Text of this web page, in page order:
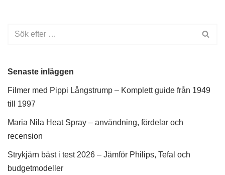
Senaste inläggen
Filmer med Pippi Långstrump – Komplett guide från 1949
till 1997
Maria Nila Heat Spray – användning, fördelar och
recension
Strykjärn bäst i test 2026 – Jämför Philips, Tefal och
budgetmodeller